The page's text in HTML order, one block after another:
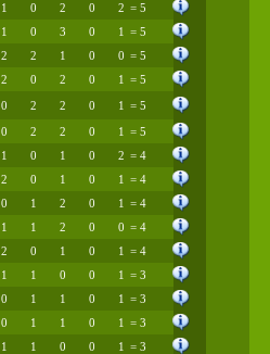
1 0 2 0 2 = 5
1 0 3 0 1 = 5
2 2 1 0 0 = 5
2 0 2 0 1 = 5
0 2 2 0 1 = 5
0 2 2 0 1 = 5
1 0 1 0 2 = 4
2 0 1 0 1 = 4
0 1 2 0 1 = 4
1 1 2 0 0 = 4
2 0 1 0 1 = 4
1 1 0 0 1 = 3
0 1 1 0 1 = 3
0 1 1 0 1 = 3
1 1 0 0 1 = 3